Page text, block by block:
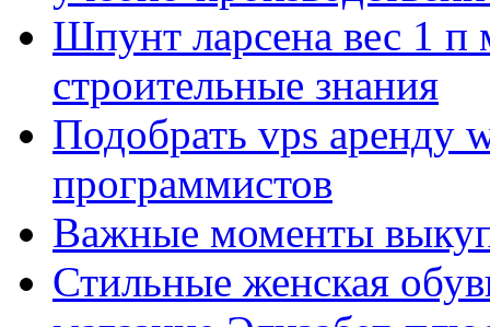
Шпунт ларсена вес 1 п
строительные знания
Подобрать vps аренду
программистов
Важные моменты
Стильные женская